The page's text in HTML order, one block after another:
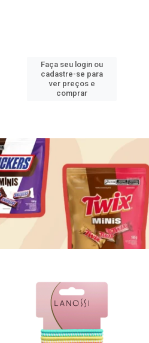
Faça seu login ou
cadastre-se para
ver preços e
comprar